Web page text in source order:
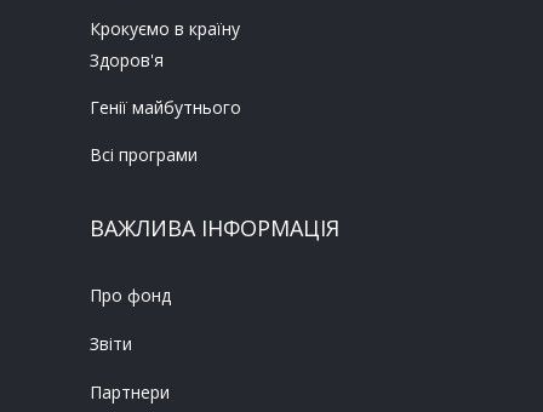
Крокуємо в країну
Здоров'я
Генії майбутнього
Всі програми
ВАЖЛИВА ІНФОРМАЦІЯ
Про фонд
Звіти
Партнери